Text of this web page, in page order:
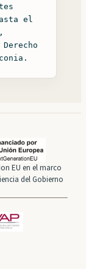
el
EU en el marco
del Gobierno